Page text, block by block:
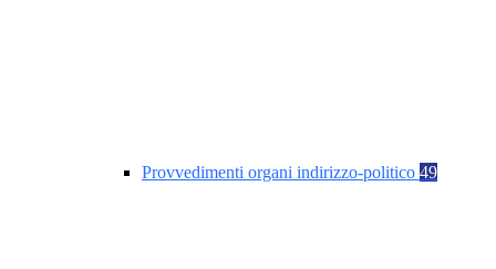
Provvedimenti organi indirizzo-politico 49